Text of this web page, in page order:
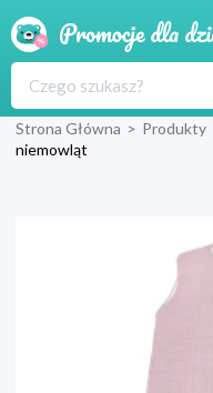
Strona Główna > Produkty
niemowląt